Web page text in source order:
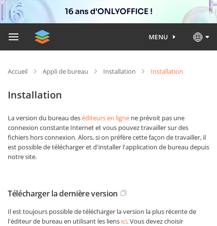
16 ans d'ONLYOFFICE !
MENU
Accueil Appli de bureau Installation Installation
Installation
La version du bureau deséditeurs en ligne ne prévoit pas une
connexion constante Internet et vous pouvez travailler sur des
fichiers hors connexion. Alors, si on préfère cette façon de travailler, il
est possible de télécharger et d'installer l'application de bureau depuis
notre site.
Télécharger la dernière version
Il est toujours possible de télécharger la version la plus récente de
l'éditeur de bureau en utilisant les liens ici. Vous devez choisir